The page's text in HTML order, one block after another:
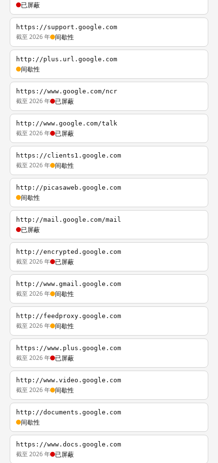
已屏蔽
https://support.google.com
截至 2026 年 间歇性
http://plus.url.google.com
间歇性
https://www.google.com/ncr
截至 2026 年 已屏蔽
http://www.google.com/talk
截至 2026 年 已屏蔽
https://clients1.google.com
截至 2026 年 间歇性
http://picasaweb.google.com
间歇性
http://mail.google.com/mail
已屏蔽
http://encrypted.google.com
截至 2026 年 已屏蔽
http://www.gmail.google.com
截至 2026 年 间歇性
http://feedproxy.google.com
截至 2026 年 间歇性
https://www.plus.google.com
截至 2026 年 已屏蔽
http://www.video.google.com
截至 2026 年 间歇性
http://documents.google.com
间歇性
https://www.docs.google.com
截至 2026 年 已屏蔽